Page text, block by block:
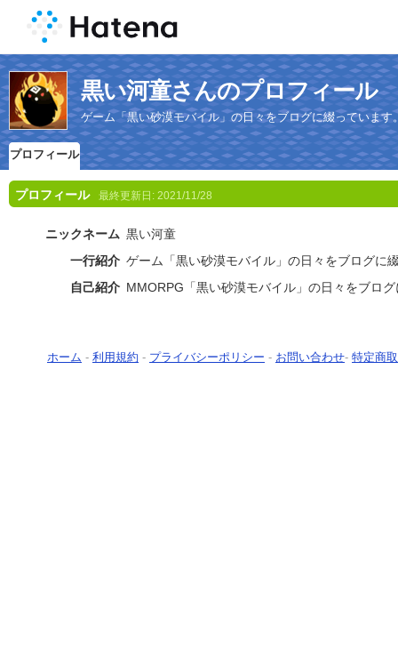
黒い河童さんのプロフィール
ゲーム「黒い砂漠モバイル」の日々をブログに綴っています
プロフィール
プロフィール 最終更新日: 2021/11/28
ニックネーム 黒い河童
一行紹介 ゲーム「黒い砂漠モバイル」の日々をブログに
自己紹介 MMORPG「黒い砂漠モバイル」の日々をブロ
ホーム - 利用規約 - プライバシーポリシー - お問い合わせ- 特定商